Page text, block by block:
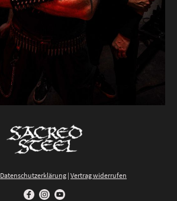
Datenschutzerklärung | Vertrag widerrufen